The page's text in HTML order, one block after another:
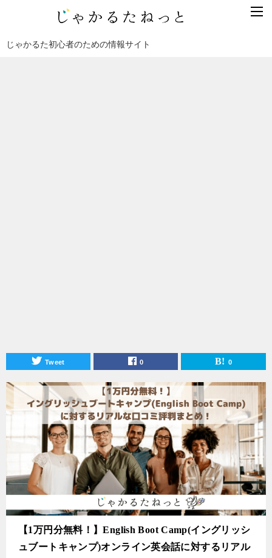
じゃかるた初心者のための情報サイト
Tweet 0 0
【1万円分無料！】English Boot Camp(イングリッシ
ュブートキャンプ)オンライン英会話に対するリアル